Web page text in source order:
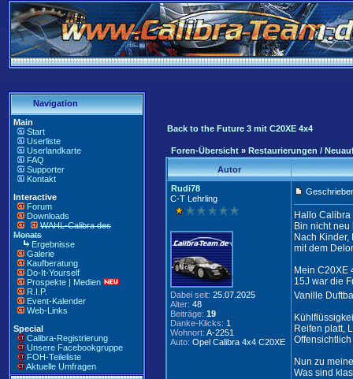
Navigation
Main
Start
Userliste
Userlandkarte
FAQ
Supporter
Kontakt
Interactive
Forum
Downloads
WAHL-Calibra des
Monats
Ergebnisse
Galerie
Kaufberatung
Do-It-Yourself
Prospekte | Medien
R.I.P.
Event-Kalender
Web-Links
Special
Calibra-Registrierung
Unsere Facebookgruppe
FOH-Teileliste
Aktuelle Umfragen
Back to the Future 3 mit C20XE 4x4
Foren-Übersicht » Restaurierungen /
Autor
Rudi78
C-T Lehrling
Dabei seit: 25.07.2025
Alter: 48
Beiträge: 19
Danke-Klicks: 1
Wohnort: A-2251
Auto: Opel Calibra 4x4 C20XE
Hallo Calibra
Bin nicht
Nach
mit dem
Mein C20XE
15J war die
Vanille
Reifen platt,
Nun zu
Was sind